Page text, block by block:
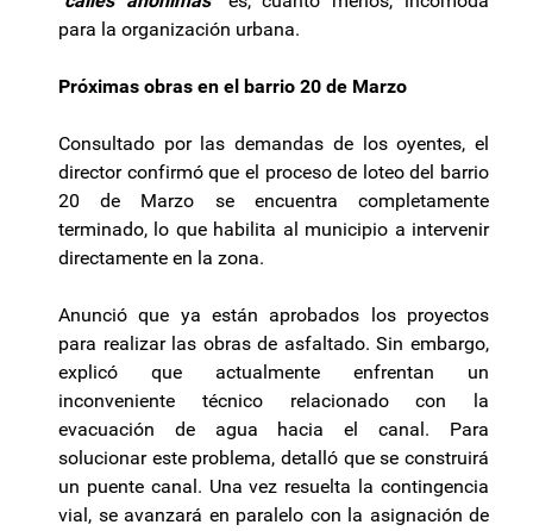
para la organización urbana.
Próximas obras en el barrio 20 de Marzo
Consultado por las demandas de los oyentes, el
director confirmó que el proceso de loteo del barrio
20 de Marzo se encuentra completamente
terminado, lo que habilita al municipio a intervenir
directamente en la zona.
Anunció que ya están aprobados los proyectos
para realizar las obras de asfaltado. Sin embargo,
explicó que actualmente enfrentan un
inconveniente técnico relacionado con la
evacuación de agua hacia el canal. Para
solucionar este problema, detalló que se construirá
un puente canal. Una vez resuelta la contingencia
vial, se avanzará en paralelo con la asignación de